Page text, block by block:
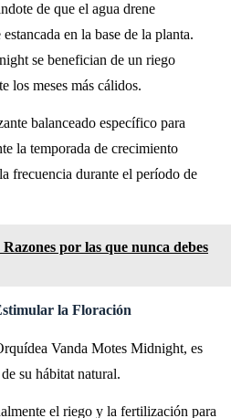
de que el agua drene
en la base de la planta.
se benefician de un riego
los meses más cálidos.
balanceado específico para
la temporada de crecimiento
frecuencia durante el período de
Razones por las que nunca debes
la Floración
Vanda Motes Midnight, es
su hábitat natural.
el riego y la fertilización para